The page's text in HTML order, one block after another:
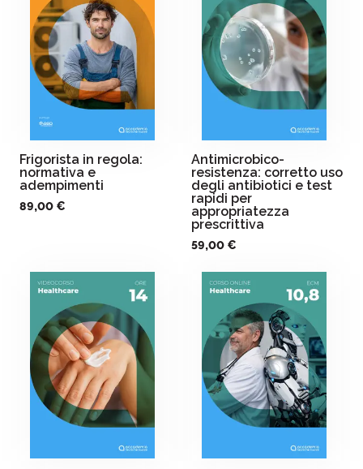
Frigorista in regola:
normativa e
adempimenti
89,00 €
Antimicrobico-
resistenza: corretto uso
degli antibiotici e test
rapidi per
appropriatezza
prescrittiva
59,00 €